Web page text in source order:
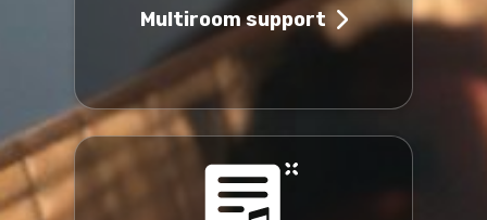
Multiroom support